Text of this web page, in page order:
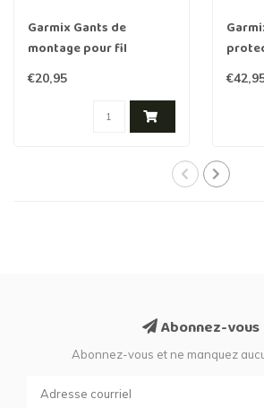
Garmix Gants de
montage pour fil
barbelé et fil de rasoir
€20,95
Fil de
rasoir
Abonnez-vous
Abonnez-vous et ne manquez